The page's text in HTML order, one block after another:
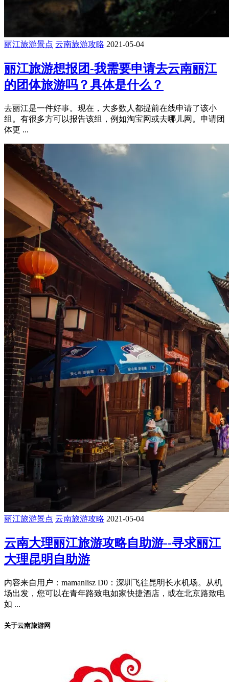
丽江旅游景点 云南旅游攻略 2021-05-04
丽江旅游想报团-我需要申请去云南丽江
的团体旅游吗？具体是什么？
去丽江是一件好事。现在，大多数人都提前在线申请了该小
组。有很多方可以报告该组，例如淘宝网或去哪儿网。申请团
体更 ...
丽江旅游景点 云南旅游攻略 2021-05-04
云南大理丽江旅游攻略自助游--寻求丽江
大理昆明自助游
内容来自用户：mamanlisz D0：深圳飞往昆明长水机场。从机
场出发，您可以在青年路致电如家快捷酒店，或在北京路致电
如 ...
关于云南旅游网